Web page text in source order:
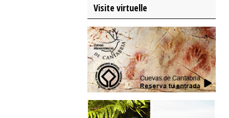
Visite virtuelle